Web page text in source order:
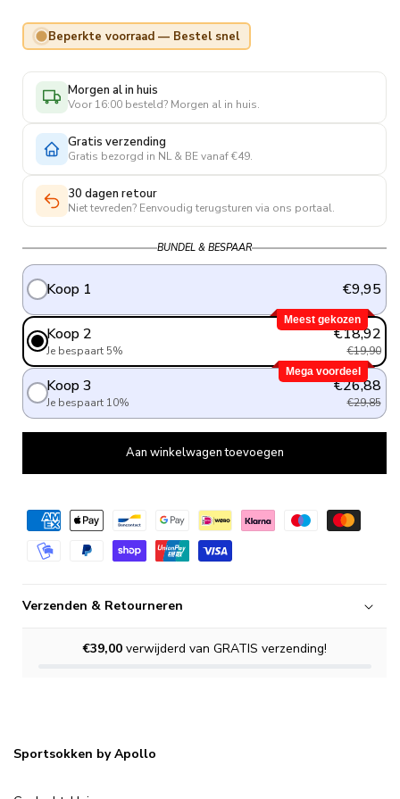
sokken niet knellen en afzakken. Deze sokken geven jouw
sportieve of dagelijkse outfit een extra energieke touch.
Geleverd als aantrekkelijk 3-pack.
Beperkte voorraad — Bestel snel
Morgen al in huis
Voor 16:00 besteld? Morgen al in huis.
Gratis verzending
Gratis bezorgd in NL & BE vanaf €49.
30 dagen retour
Niet tevreden? Eenvoudig terugsturen via ons portaal.
BUNDEL & BESPAAR
Koop 1 €9,95
Meest gekozen
Koop 2
Je bespaart 5%
€18,92
€19,90
Mega voordeel
Koop 3
Je bespaart 10%
€26,88
€29,85
Aan winkelwagen toevoegen
Verzenden & Retourneren
€39,00verwijderd van GRATIS verzending!
Sportsokken by Apollo